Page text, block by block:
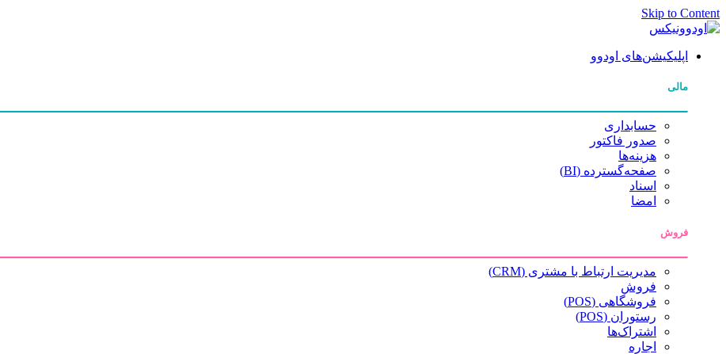
Skip to Content
اپلیکیشن‌های اودوو
مالی
حسابداری
صدور فاکتور
هزینه‌ها
صفحه‌گسترده (BI)
اسناد
امضا
فروش
مدیریت ارتباط با مشتری (CRM)
فروش
فروشگاهی (POS)
رستوران (POS)
اشتراک‌ها
اجاره